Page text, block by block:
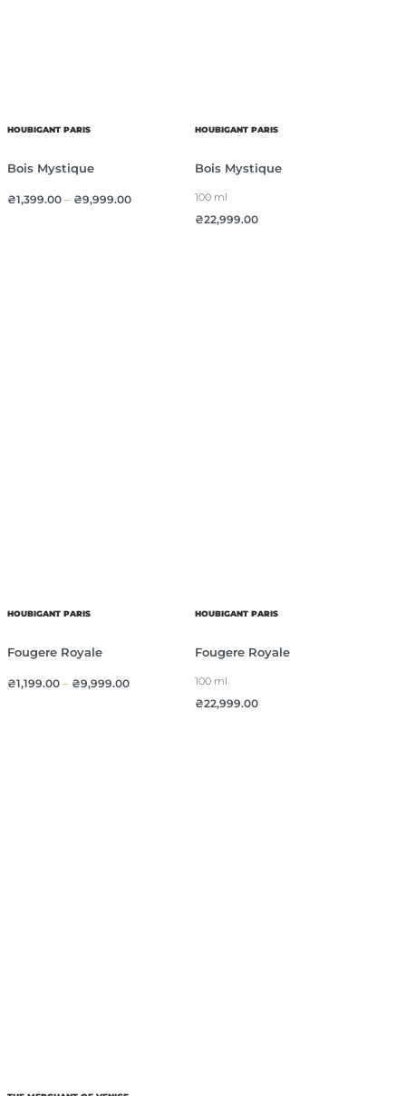
HOUBIGANT PARIS
Bois Mystique
₴1,399.00– ₴9,999.00
HOUBIGANT PARIS
Bois Mystique
100 ml
₴22,999.00
HOUBIGANT PARIS
Fougere Royale
₴1,199.00– ₴9,999.00
HOUBIGANT PARIS
Fougere Royale
100 ml
₴22,999.00